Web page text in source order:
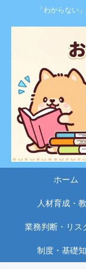
「わからない
ホーム
人材育成・
業務判断・リス
制度・基礎